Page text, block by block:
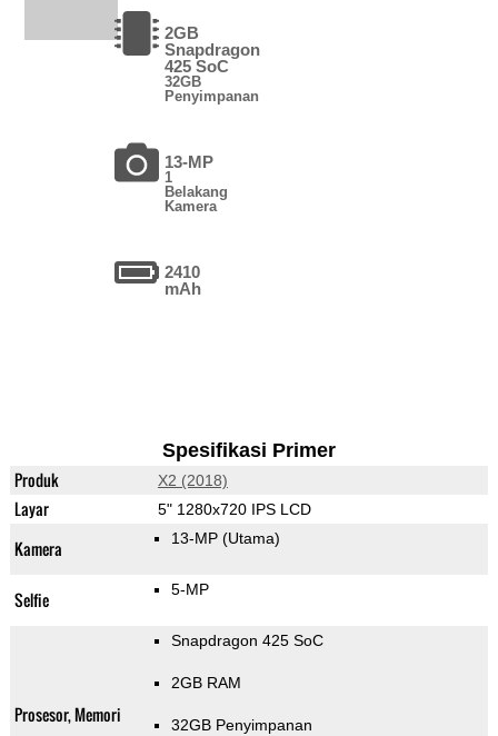
2GB
Snapdragon
425 SoC
32GB
Penyimpanan
13-MP
1
Belakang
Kamera
2410
mAh
Spesifikasi Primer
Produk X2 (2018)
Layar 5" 1280x720 IPS LCD
Kamera 13-MP (Utama)
Selfie 5-MP
Prosesor, Memori
Snapdragon 425 SoC
2GB RAM
32GB Penyimpanan